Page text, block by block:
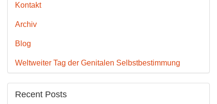
Kontakt
Archiv
Blog
Weltweiter Tag der Genitalen Selbstbestimmung
Recent Posts